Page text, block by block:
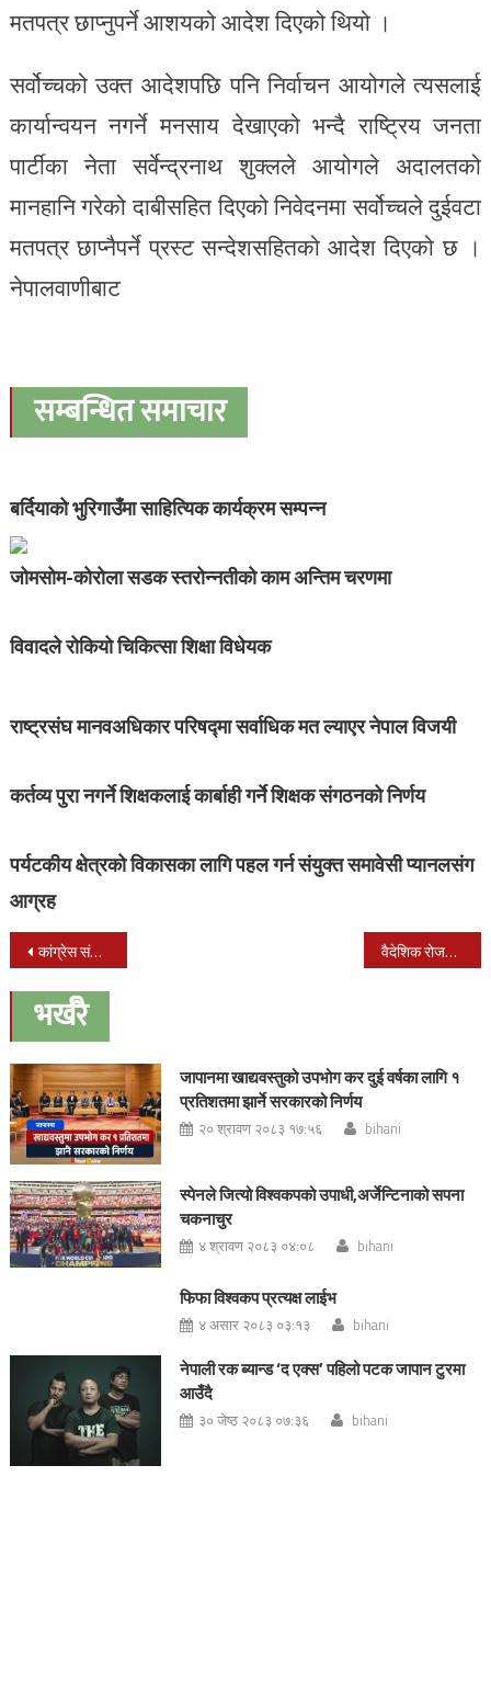
मतपत्र छाप्नुपर्ने आशयको आदेश दिएको थियो ।
सर्वोच्चको उक्त आदेशपछि पनि निर्वाचन आयोगले त्यसलाई
कार्यान्वयन नगर्ने मनसाय देखाएको भन्दै राष्ट्रिय जनता
पार्टीका नेता सर्वेन्द्रनाथ शुक्लले आयोगले अदालतको
मानहानि गरेको दाबीसहित दिएको निवेदनमा सर्वोच्चले दुईवटा
मतपत्र छाप्नैपर्ने प्रस्ट सन्देशसहितको आदेश दिएको छ ।
नेपालवाणीबाट
सम्बन्धित समाचार
बर्दियाको भुरिगाउँमा साहित्यिक कार्यक्रम सम्पन्न
जोमसोम-कोरोला सडक स्तरोन्नतीको काम अन्तिम चरणमा
विवादले रोकियो चिकित्सा शिक्षा विधेयक
राष्ट्रसंघ मानवअधिकार परिषद्मा सर्वाधिक मत ल्याएर नेपाल विजयी
कर्तव्य पुरा नगर्ने शिक्षकलाई कार्बाही गर्ने शिक्षक संगठनको निर्णय
पर्यटकीय क्षेत्रको विकासका लागि पहल गर्न संयुक्त समावेसी प्यानलसंग
आग्रह
Post
navigation
कांग्रेस संसदीय समितिको बैठक आज पनि बस्दै वैदेशिक रोजगारीमा जाने १० हजार युवालाई निःशुल्क तालिम
भर्खरै
जापानमा खाद्यवस्तुको उपभोग कर दुई वर्षका लागि १
प्रतिशतमा झार्ने सरकारको निर्णय
२० श्रावण २०८३ १७:५६ bihani
स्पेनले जित्यो विश्वकपको उपाधी,अर्जेन्टिनाको सपना
चकनाचुर
४ श्रावण २०८३ ०४:०८ bihani
फिफा विश्वकप प्रत्यक्ष लाईभ
४ असार २०८३ ०३:१३ bihani
नेपाली रक ब्यान्ड ‘द एक्स’ पहिलो पटक जापान टुरमा
आउँदै
३० जेष्ठ २०८३ ०७:३६ bihani